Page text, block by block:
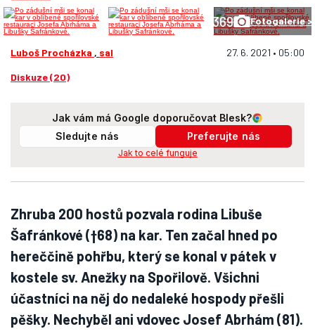
369 Fotogalerie >
Luboš Procházka , sal 27. 6. 2021 • 05:00
Diskuze (20)
Jak vám má Google doporučovat Blesk?
Sledujte nás
Preferujte nás
Jak to celé funguje
Zhruba 200 hostů pozvala rodina Libuše
Šafránkové (†68) na kar. Ten začal hned po
hereččině pohřbu, který se konal v pátek v
kostele sv. Anežky na Spořilově. Všichni
účastníci na něj do nedaleké hospody přešli
pěšky. Nechyběl ani vdovec Josef Abrhám (81).